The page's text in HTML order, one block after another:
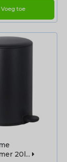
Voeg toe
20l...